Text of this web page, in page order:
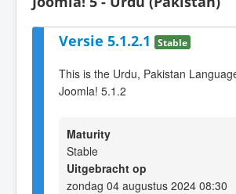
Versie 5.1.2.1 Stable
This is the Urdu, Pakistan
Joomla! 5.1.2
Maturity
Stable
Uitgebracht op
zondag 04 augustus 2024 08:30